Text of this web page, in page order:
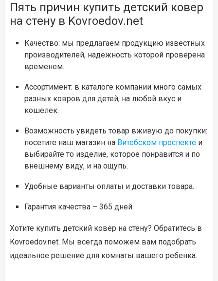
Пять причин купить детский ковер
на стену в Kovroedov.net
Качество: мы предлагаем продукцию известных
производителей, надежность которой проверена
временем.
Ассортимент: в каталоге компании много самых
разных ковров для детей, на любой вкус и
кошелек.
Возможность увидеть товар вживую до покупки:
посетите наш магазин на Витебском проспекте и
выбирайте то изделие, которое понравится и по
внешнему виду, и на ощупь.
Удобные варианты оплаты и доставки товара.
Гарантия качества – 365 дней.
Хотите купить детский ковер на стену? Обратитесь в
Kovroedov.net. Мы всегда поможем вам подобрать
идеальное решение для комнаты вашего ребенка.